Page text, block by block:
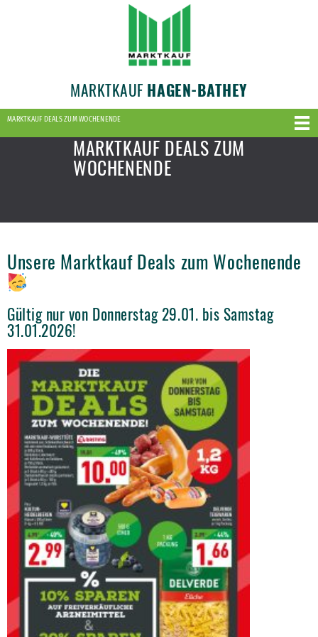
MARKTKAUF HAGEN-BATHEY
MARKTKAUF DEALS ZUM WOCHENENDE
MARKTKAUF DEALS ZUM
WOCHENENDE
Unsere Marktkauf Deals zum Wochenende
Gültig nur von Donnerstag 29.01. bis Samstag
31.01.2026!